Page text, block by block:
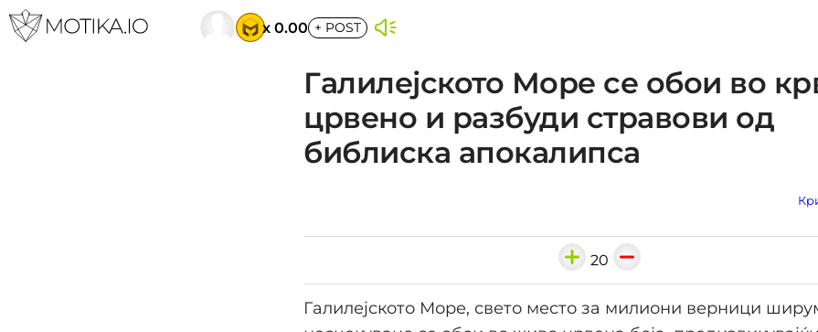
x 0.00 + POST
Галилејското Море се обои во
црвено и разбуди стравови од
библиска апокалипса
20
Галилејското Море, свето место за милиони верници